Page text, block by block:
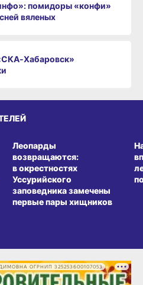
помидоры «конфи»
вяленых
Леопарды
возвращаются:
в окрестностях
Уссурийского
заповедника замечены
первые пары хищников
ОГРНИП 325253600107053